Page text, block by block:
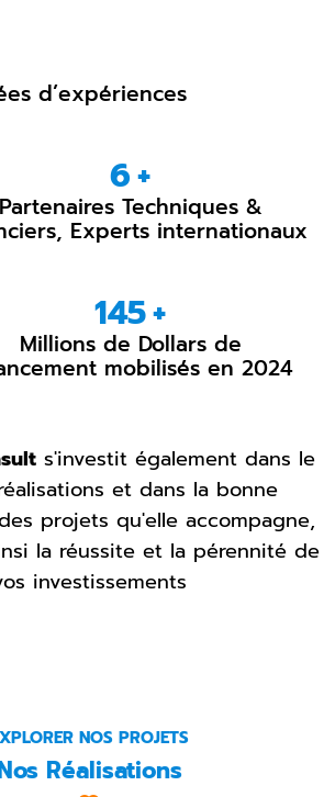
d’expériences
11 +
Partenaires Techniques &
Experts internationaux
265+
Millions de Dollars de
mobilisés en 2024
s'investit également dans le
et dans la bonne
projets qu'elle accompagne,
la réussite et la pérennité de
investissements
NOS PROJETS
Réalisations